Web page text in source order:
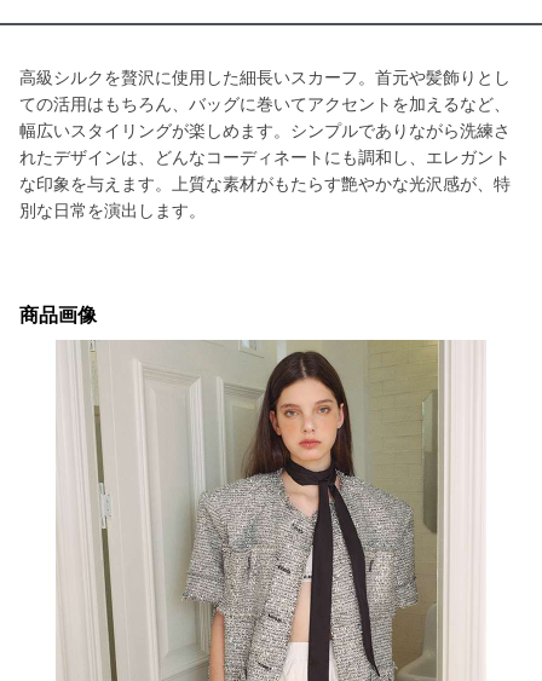
高級シルクを贅沢に使用した細長いスカーフ。首元や髪飾りとし
ての活用はもちろん、バッグに巻いてアクセントを加えるなど、
幅広いスタイリングが楽しめます。シンプルでありながら洗練さ
れたデザインは、どんなコーディネートにも調和し、エレガント
な印象を与えます。上質な素材がもたらす艶やかな光沢感が、特
別な日常を演出します。
商品画像